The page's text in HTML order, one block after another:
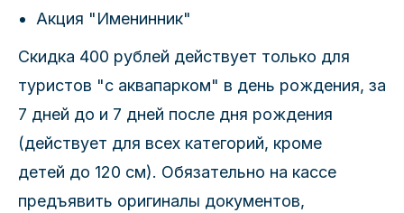
Акция "Именинник"
Скидка 400 рублей действует только для
туристов "с аквапарком" в день рождения, за
7 дней до и 7 дней после дня рождения
(действует для всех категорий, кроме
детей до 120 см). Обязательно на кассе
предъявить оригиналы документов,